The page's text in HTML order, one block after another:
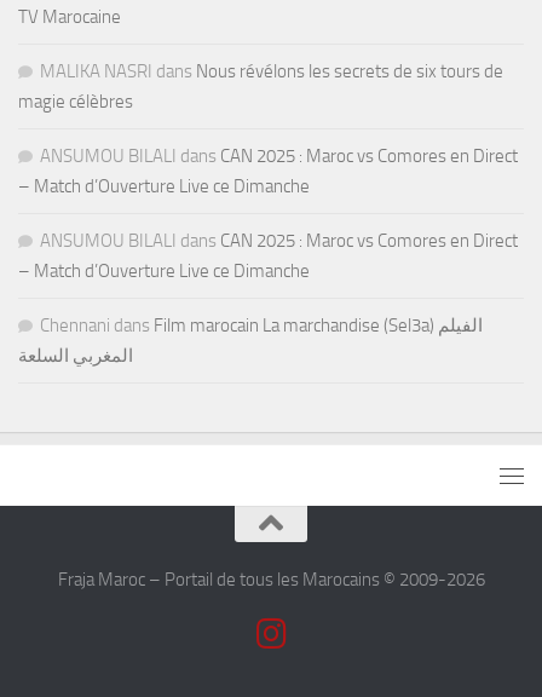
TV Marocaine
MALIKA NASRI dans Nous révélons les secrets de six tours de
magie célèbres
ANSUMOU BILALI dans CAN 2025 : Maroc vs Comores en Direct
– Match d’Ouverture Live ce Dimanche
ANSUMOU BILALI dans CAN 2025 : Maroc vs Comores en Direct
– Match d’Ouverture Live ce Dimanche
Chennani dans Film marocain La marchandise (Sel3a) الفيلم
المغربي السلعة
Fraja Maroc – Portail de tous les Marocains © 2009-2026